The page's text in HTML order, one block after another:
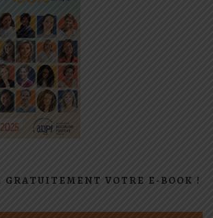
GRATUITEMENT VOTRE E-BOOK !